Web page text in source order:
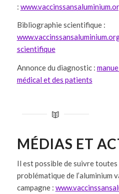
:
Bibliographie scientifique :
scientifique
Annonce du diagnostic :
médical et des patients
MÉDIAS ET
Il est possible de suivre
problématique de l’aluminium
campagne :